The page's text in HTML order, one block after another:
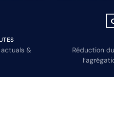
actuals &
Réduction